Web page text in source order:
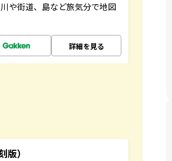
や街道、島など旅気分で地図
詳細を見る
）